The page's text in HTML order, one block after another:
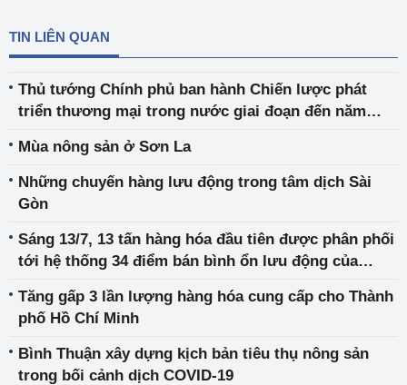
TIN LIÊN QUAN
Thủ tướng Chính phủ ban hành Chiến lược phát
triển thương mại trong nước giai đoạn đến năm
Mùa nông sản ở Sơn La
Những chuyến hàng lưu động trong tâm dịch Sài
Gòn
Sáng 13/7, 13 tấn hàng hóa đầu tiên được phân phối
tới hệ thống 34 điểm bán bình ổn lưu động của
Tăng gấp 3 lần lượng hàng hóa cung cấp cho Thành
phố Hồ Chí Minh
Bình Thuận xây dựng kịch bản tiêu thụ nông sản
trong bối cảnh dịch COVID-19